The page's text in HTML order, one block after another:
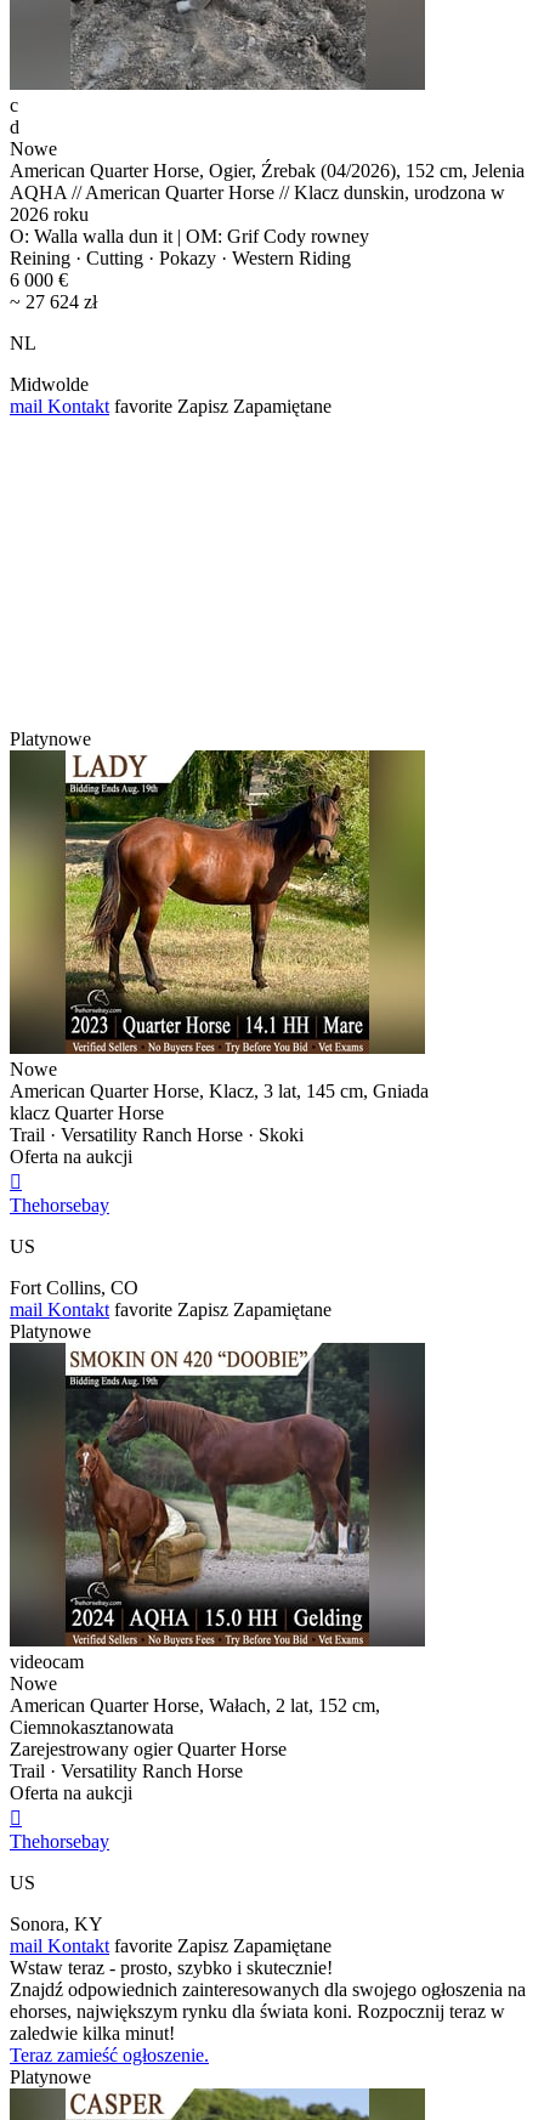
c
d
Nowe
American Quarter Horse, Ogier, Źrebak (04/2026), 152 cm, Jelenia
AQHA // American Quarter Horse // Klacz dunskin, urodzona w
2026 roku
O: Walla walla dun it | OM: Grif Cody rowney
Reining · Cutting · Pokazy · Western Riding
6 000 €
~ 27 624 zł
NL
Midwolde
mail Kontakt favorite Zapisz Zapamiętane
Platynowe
Nowe
American Quarter Horse, Klacz, 3 lat, 145 cm, Gniada
klacz Quarter Horse
Trail · Versatility Ranch Horse · Skoki
Oferta na aukcji

Thehorsebay
US
Fort Collins, CO
mail Kontakt favorite Zapisz Zapamiętane
Platynowe
videocam
Nowe
American Quarter Horse, Wałach, 2 lat, 152 cm,
Ciemnokasztanowata
Zarejestrowany ogier Quarter Horse
Trail · Versatility Ranch Horse
Oferta na aukcji

Thehorsebay
US
Sonora, KY
mail Kontakt favorite Zapisz Zapamiętane
Wstaw teraz - prosto, szybko i skutecznie!
Znajdź odpowiednich zainteresowanych dla swojego ogłoszenia na
ehorses, największym rynku dla świata koni. Rozpocznij teraz w
zaledwie kilka minut!
Teraz zamieść ogłoszenie.
Platynowe